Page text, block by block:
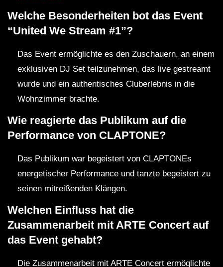
Welche Besonderheiten bot das Event
“United We Stream #1”?
Das Event ermöglichte es den Zuschauern, an einem
exklusiven DJ Set teilzunehmen, das live gestreamt
wurde und ein authentisches Cluberlebnis in die
Wohnzimmer brachte.
Wie reagierte das Publikum auf die
Performance von CLAPTONE?
Das Publikum war begeistert von CLAPTONEs
energetischer Performance und tanzte begeistert zu
seinen mitreißenden Klängen.
Welchen Einfluss hat die
Zusammenarbeit mit ARTE Concert auf
das Event gehabt?
Die Zusammenarbeit mit ARTE Concert ermöglichte